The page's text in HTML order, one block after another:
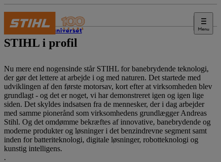
Menu
STIHL-universet
STIHL i profil
Nu mere end nogensinde står STIHL for banebrydende teknologi,
der gør det lettere at arbejde i og med naturen. Det startede med
udviklingen af den første motorsav, kort efter at virksomheden blev
grundlagt - og det er noget, vi har demonstreret igen og igen lige
siden. Det skyldes indsatsen fra de mennesker, der i dag arbejder
med samme pionerånd som virksomhedens grundlægger Andreas
Stihl. Og det omdømme bekræftes af innovative, banebrydende og
moderne produkter og løsninger i det benzindrevne segment samt
inden for batteriteknologi, digitale løsninger, robotteknologi og
kunstig intelligens.
.